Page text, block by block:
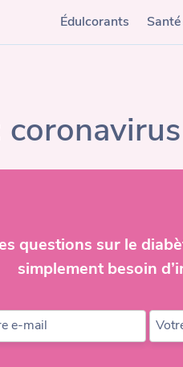
Édulcorants
coronavirus
questions sur le
simplement besoin
e-mail